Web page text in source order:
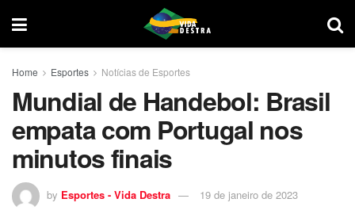
Home Esportes Notícias de Esportes
Mundial de Handebol: Brasil
empata com Portugal nos
minutos finais
by Esportes - Vida Destra 19 de janeiro de 2023